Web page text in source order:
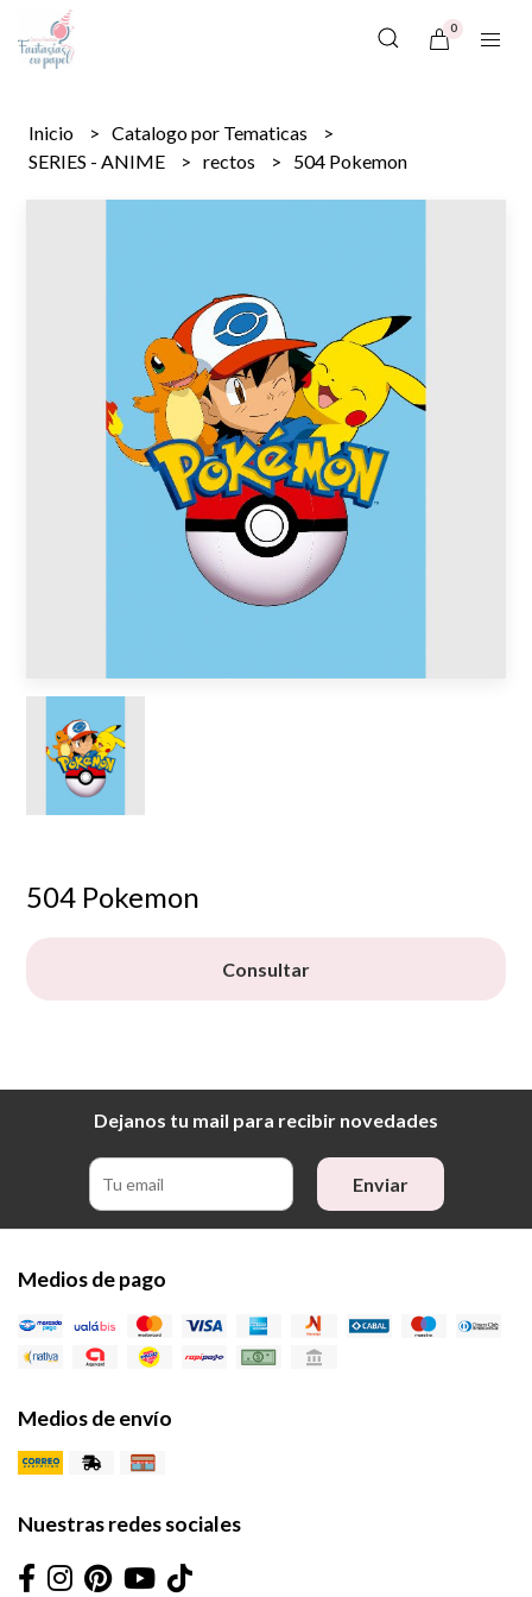
0
Inicio
Catalogo por Tematicas
SERIES - ANIME
rectos 504 Pokemon
504 Pokemon
Consultar
Dejanos tu mail para recibir novedades
Enviar
Medios de pago
Medios de envío
Nuestras redes sociales